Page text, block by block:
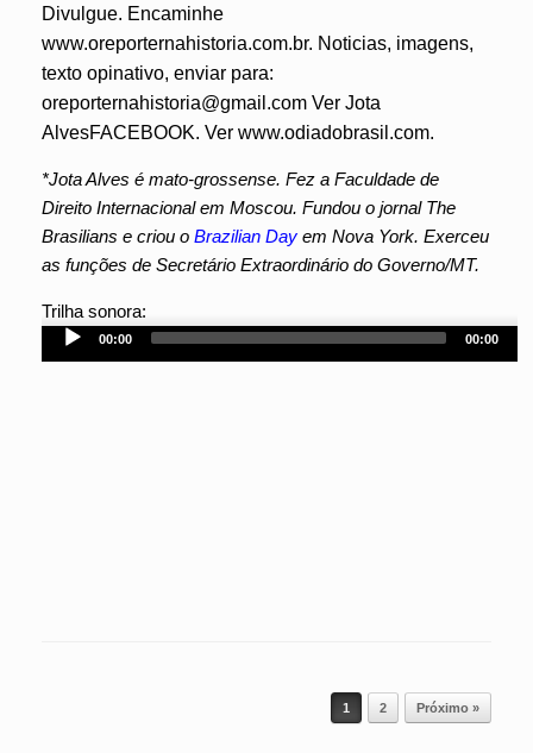
Divulgue. Encaminhe
www.oreporternahistoria.com.br. Noticias, imagens,
texto opinativo, enviar para:
oreporternahistoria@gmail.com Ver Jota
AlvesFACEBOOK. Ver www.odiadobrasil.com.
*Jota Alves é mato-grossense. Fez a Faculdade de
Direito Internacional em Moscou. Fundou o jornal The
Brasilians e criou o Brazilian Day em Nova York. Exerceu
as funções de Secretário Extraordinário do Governo/MT.
Trilha sonora:
Player
00:00 00:00
1 2 Próximo »